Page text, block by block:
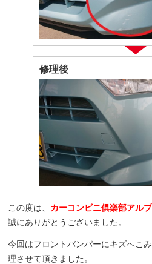
修理後
この度は、 カーコンビニ俱楽部アル
誠にありがとうございました。
今回はフロントバンパーにキズへこ
理させて頂きました。